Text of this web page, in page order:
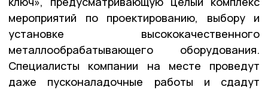
мероприятий по проектированию, выбору и
установке высококачественного
металлообрабатывающего оборудования.
Специалисты компании на месте проведут
даже пусконаладочные работы и сдадут